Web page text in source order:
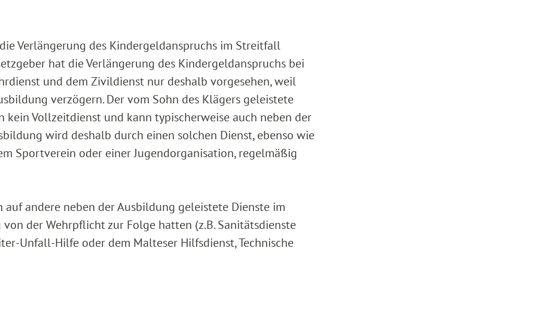
Verlängerung des Kindergeldanspruchs im Streitfall
hat die Verlängerung des Kindergeldanspruchs bei
und dem Zivildienst nur deshalb vorgesehen, weil
verzögern. Der vom Sohn des Klägers geleistete
kein Vollzeitdienst und kann typischerweise auch neben der
wird deshalb durch einen solchen Dienst, ebenso wie
Sportverein oder einer Jugendorganisation, regelmäßig
andere neben der Ausbildung geleistete Dienste im
der Wehrpflicht zur Folge hatten (z.B. Sanitätsdienste
Unfall-Hilfe oder dem Malteser Hilfsdienst, Technische